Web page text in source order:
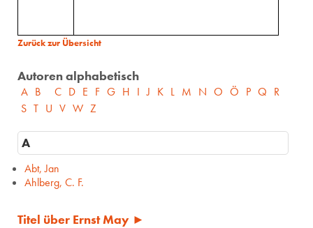
Zurück zur Übersicht
Autoren alphabetisch
A B C D E F G H I J K L M N O Ö P Q R
S T U V W Z
A
Abt, Jan
Ahlberg, C. F.
Titel über Ernst May ►